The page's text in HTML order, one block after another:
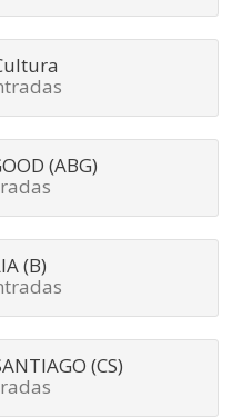
(ABG)
(B)
(CS)